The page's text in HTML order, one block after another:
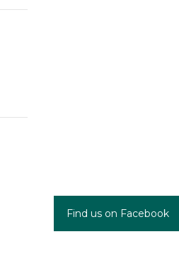
Find us on Facebook